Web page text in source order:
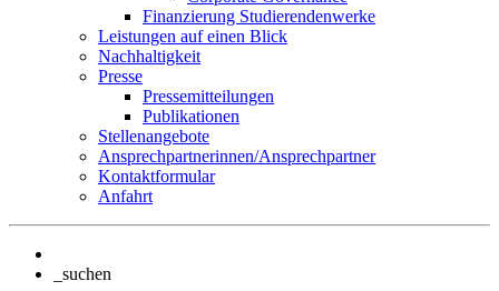
Finanzierung Studierendenwerke
Leistungen auf einen Blick
Nachhaltigkeit
Presse
Pressemitteilungen
Publikationen
Stellenangebote
Ansprechpartnerinnen/Ansprechpartner
Kontaktformular
Anfahrt
_suchen